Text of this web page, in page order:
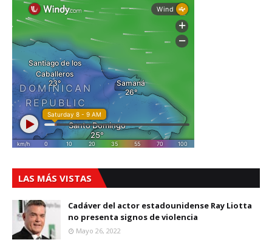
LAS MÁS VISTAS
Cadáver del actor estadounidense Ray Liotta
no presenta signos de violencia
Mayo 26, 2022